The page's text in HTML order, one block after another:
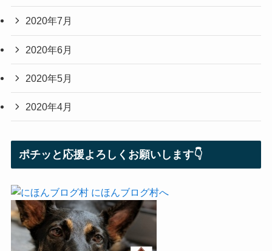
2020年7月
2020年6月
2020年5月
2020年4月
ポチッと応援よろしくお願いします👇